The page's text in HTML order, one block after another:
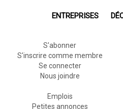
ENTREPRISES
S'abonner
S'inscrire comme membre
Se connecter
Nous joindre
Emplois
Petites annonces